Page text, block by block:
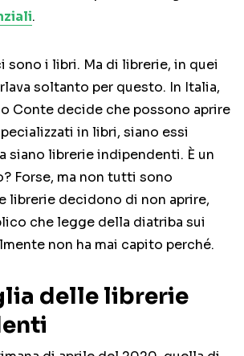
.
sono i libri. Ma di librerie, in quei
soltanto per questo. In Italia,
Conte decide che possono aprire
in libri, siano essi
siano librerie indipendenti. È un
Forse, ma non tutti sono
librerie decidono di non aprire,
che legge della diatriba sui
non ha mai capito perché.
delle librerie